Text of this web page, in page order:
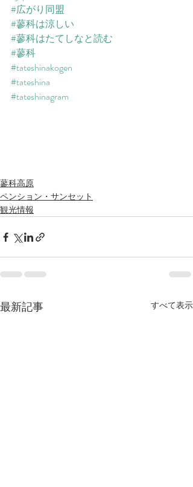
#広がり同盟
#蓼科は涼しい
#蓼科はたてしなと読む
#蓼科
#tateshinakogen
#tateshina
#tateshinagram
蓼科高原
ペンション・サンセット
観光情報
最新記事 すべて表示